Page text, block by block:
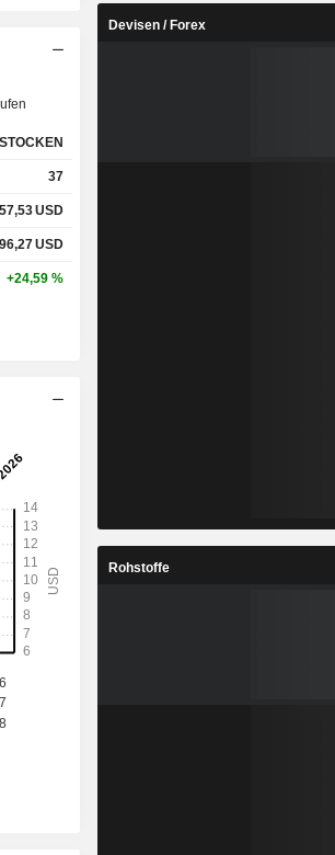
37
USD
USD
+24,59 %
Devisen / Forex
Rohstoffe